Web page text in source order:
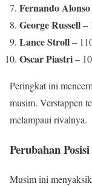
Fernando Alonso
George Russell–
Lance Stroll–
Oscar Piastri–
Peringkat ini
musim. Verstappen
melampaui rivalnya.
Perubahan
Musim ini